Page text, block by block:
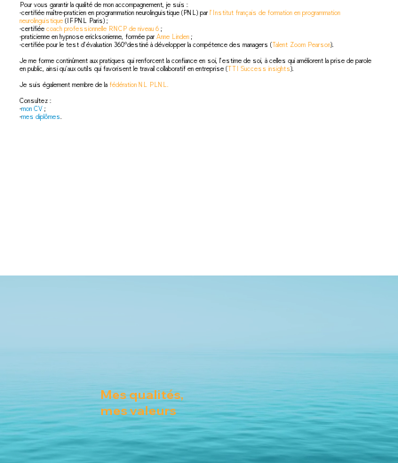
Pour vous garantir la qualité de mon accompagnement, je suis :
-certifiée maître-praticien en programmation neurolinguistique (PNL) par l’Institut français de formation en programmation
neurolinguistique (IFPNL Paris) ;
-certifiéecoach professionnelle RNCP de niveau 6;
-praticienne en hypnose ericksonienne, formée par Anne Linden ;
-certifiée pour le test d’évaluation 360°destiné à développer la compétence des managers (Talent Zoom Pearson).
Je me forme continûment aux pratiques qui renforcent la confiance en soi, l’estime de soi, à celles qui améliorent la prise de parole
en public, ainsi qu'aux outils qui favorisent le travail collaboratif en entreprise (TTI Success insights).
Je suis également membre de lafédération NL PLNL.
Consultez :
-mon CV ;
-mes diplômes.
Mes qualités,
mes valeurs